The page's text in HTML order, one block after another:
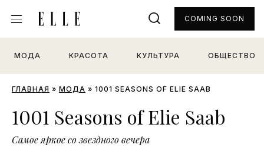
МОДА КРАСОТА КУЛЬТУРА ОБЩЕСТВО
COMING SOON
ГЛАВНАЯ » МОДА » 1001 SEASONS OF ELIE SAAB
1001 Seasons of Elie Saab
Самое яркое со звездного вечера